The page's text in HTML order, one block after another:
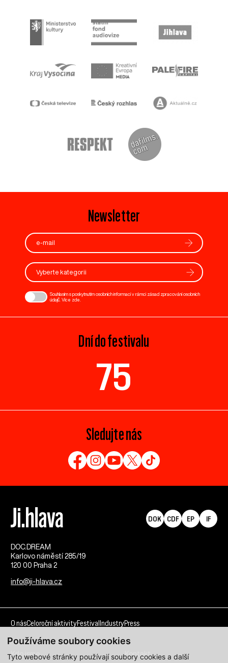
Používáme soubory cookies
Tyto webové stránky používají soubory cookies a další
Newsletter
Vyberte kategorii
Souhlasím s poskytnutím osobních informací v rámci zásad zpracování osobních
údajů. Více zde
Dní do festivalu
75
Sledujte nás
DOC.DREAM​
Karlovo náměstí 285/19
120 00 Praha 2
info@ji-hlava.cz
DOK CDF EP IF
O násCeloroční aktivityFestival IndustryPress
Kdo jsme Kontakt